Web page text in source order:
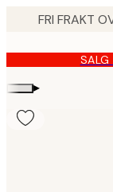
content.
▸